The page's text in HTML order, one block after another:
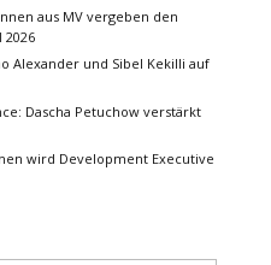
aus MV vergeben den
2026
Alexander und Sibel Kekilli auf
Dascha Petuchow verstärkt
wird Development Executive